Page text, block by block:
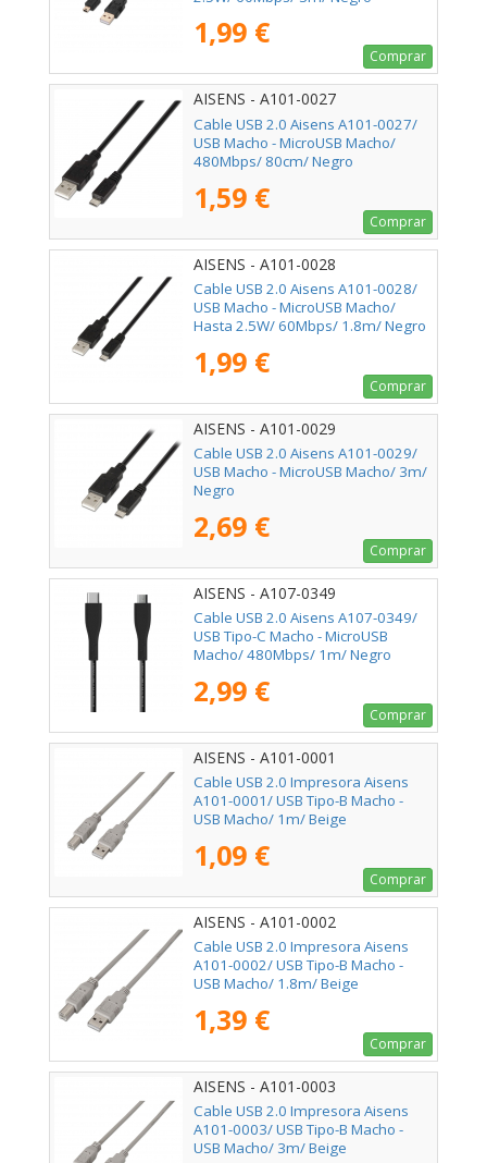
1,99 €
Comprar
AISENS - A101-0027
Cable USB 2.0 Aisens A101-0027/
USB Macho - MicroUSB Macho/
480Mbps/ 80cm/ Negro
1,59 €
Comprar
AISENS - A101-0028
Cable USB 2.0 Aisens A101-0028/
USB Macho - MicroUSB Macho/
Hasta 2.5W/ 60Mbps/ 1.8m/ Negro
1,99 €
Comprar
AISENS - A101-0029
Cable USB 2.0 Aisens A101-0029/
USB Macho - MicroUSB Macho/ 3m/
Negro
2,69 €
Comprar
AISENS - A107-0349
Cable USB 2.0 Aisens A107-0349/
USB Tipo-C Macho - MicroUSB
Macho/ 480Mbps/ 1m/ Negro
2,99 €
Comprar
AISENS - A101-0001
Cable USB 2.0 Impresora Aisens
A101-0001/ USB Tipo-B Macho -
USB Macho/ 1m/ Beige
1,09 €
Comprar
AISENS - A101-0002
Cable USB 2.0 Impresora Aisens
A101-0002/ USB Tipo-B Macho -
USB Macho/ 1.8m/ Beige
1,39 €
Comprar
AISENS - A101-0003
Cable USB 2.0 Impresora Aisens
A101-0003/ USB Tipo-B Macho -
USB Macho/ 3m/ Beige